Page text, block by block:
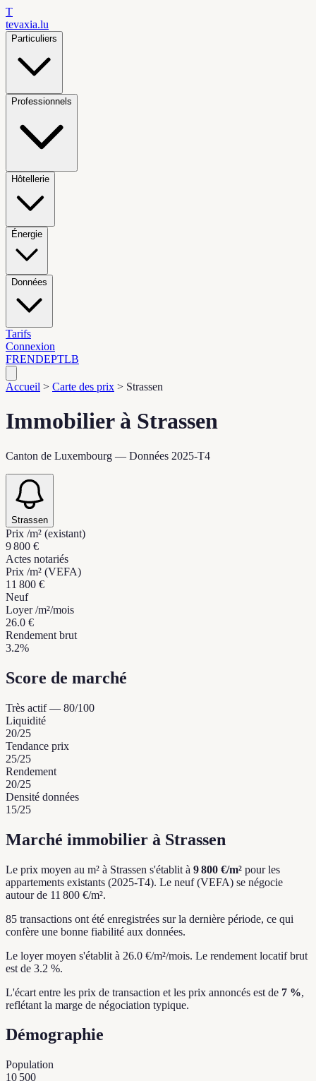
T
tevaxia.lu
Particuliers
Professionnels
Hôtellerie
Énergie
Données
Tarifs
Connexion
FRENDEPTLB
Accueil > Carte des prix > Strassen
Immobilier à Strassen
Canton de Luxembourg — Données 2025-T4
Strassen
Prix /m² (existant)
9 800 €
Actes notariés
Prix /m² (VEFA)
11 800 €
Neuf
Loyer /m²/mois
26.0 €
Rendement brut
3.2%
Score de marché
Très actif— 80/100
Liquidité
20/25
Tendance prix
25/25
Rendement
20/25
Densité données
15/25
Marché immobilier à Strassen
Le prix moyen au m² à Strassen s'établit à 9 800 €/m² pour les
appartements existants (2025-T4). Le neuf (VEFA) se négocie
autour de 11 800 €/m².
85 transactions ont été enregistrées sur la dernière période, ce qui
confère une bonne fiabilité aux données.
Le loyer moyen s'établit à 26.0 €/m²/mois. Le rendement locatif brut
est de 3.2 %.
L'écart entre les prix de transaction et les prix annoncés est de 7 %,
reflétant la marge de négociation typique.
Démographie
Population
10 500